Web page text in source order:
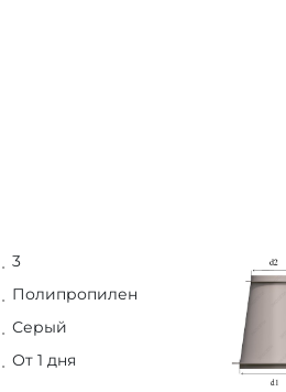
3
Полипропилен
Серый
От 1 дня